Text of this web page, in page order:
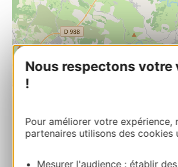
Nous respectons votre
!
Pour améliorer votre expérience,
partenaires utilisons des cookies
Mesurer l'audience : établir
RESERVEREN
La Route d’Argent